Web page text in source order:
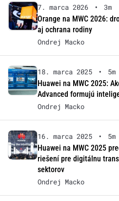
7. marca 2026 •
3m
Orange na MWC 2026:
aj ochrana rodiny
Ondrej Macko
18. marca 2025 •
5m
Huawei na MWC 2025:
Advanced formujú
Ondrej Macko
16. marca 2025 •
5m
Huawei na MWC 2025
riešení pre digitálnu
sektorov
Ondrej Macko